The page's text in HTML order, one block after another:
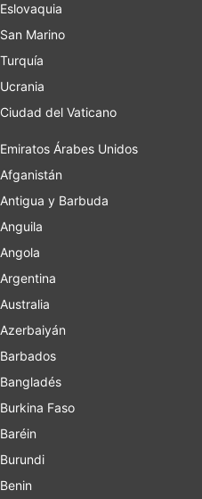
Eslovaquia
San Marino
Turquía
Ucrania
Ciudad del Vaticano
Emiratos Árabes Unidos
Afganistán
Antigua y Barbuda
Anguila
Angola
Argentina
Australia
Azerbaiyán
Barbados
Bangladés
Burkina Faso
Baréin
Burundi
Benin